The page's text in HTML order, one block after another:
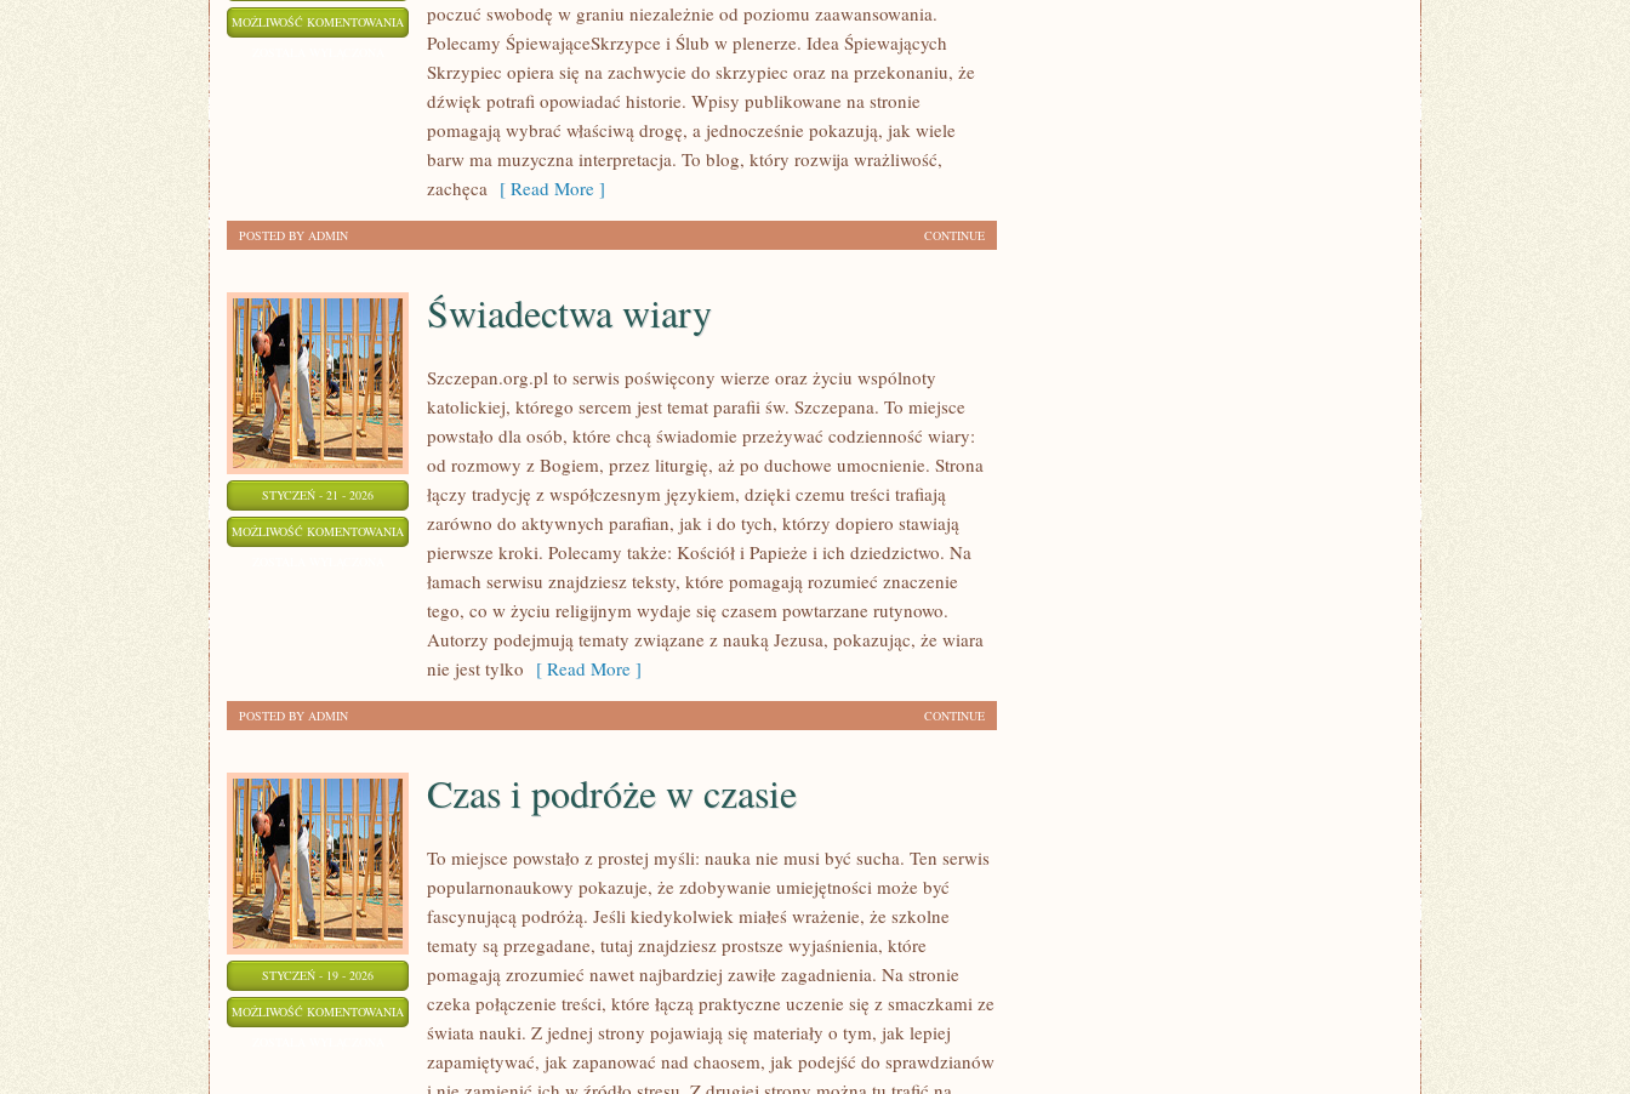
MOŻLIWOŚĆ KOMENTOWANIA ŚLUBNY
BUDŻET
poczuć swobodę w graniu niezależnie od poziomu zaawansowania.
Polecamy ŚpiewająceSkrzypce i Ślub w plenerze. Idea Śpiewających
Skrzypiec opiera się na zachwycie do skrzypiec oraz na przekonaniu, że
dźwięk potrafi opowiadać historie. Wpisy publikowane na stronie
pomagają wybrać właściwą drogę, a jednocześnie pokazują, jak wiele
barw ma muzyczna interpretacja. To blog, który rozwija wrażliwość,
zachęca [ Read More ]
CONTINUE
POSTED BY ADMIN
STYCZEŃ - 21 - 2026
MOŻLIWOŚĆ KOMENTOWANIA ŚWIADECTWA
WIARY
Świadectwa wiary
Szczepan.org.pl to serwis poświęcony wierze oraz życiu wspólnoty
katolickiej, którego sercem jest temat parafii św. Szczepana. To miejsce
powstało dla osób, które chcą świadomie przeżywać codzienność wiary:
od rozmowy z Bogiem, przez liturgię, aż po duchowe umocnienie. Strona
łączy tradycję z współczesnym językiem, dzięki czemu treści trafiają
zarówno do aktywnych parafian, jak i do tych, którzy dopiero stawiają
pierwsze kroki. Polecamy także: Kościół i Papieże i ich dziedzictwo. Na
łamach serwisu znajdziesz teksty, które pomagają rozumieć znaczenie
tego, co w życiu religijnym wydaje się czasem powtarzane rutynowo.
Autorzy podejmują tematy związane z nauką Jezusa, pokazując, że wiara
nie jest tylko [ Read More ]
CONTINUE
POSTED BY ADMIN
STYCZEŃ - 19 - 2026
MOŻLIWOŚĆ KOMENTOWANIA CZAS
PODRÓŻE
Czas i podróże w czasie
To miejsce powstało z prostej myśli: nauka nie musi być sucha. Ten serwis
popularnonaukowy pokazuje, że zdobywanie umiejętności może być
fascynującą podróżą. Jeśli kiedykolwiek miałeś wrażenie, że szkolne
tematy są przegadane, tutaj znajdziesz prostsze wyjaśnienia, które
pomagają zrozumieć nawet najbardziej zawiłe zagadnienia. Na stronie
czeka połączenie treści, które łączą praktyczne uczenie się z smaczkami ze
świata nauki. Z jednej strony pojawiają się materiały o tym, jak lepiej
zapamiętywać, jak zapanować nad chaosem, jak podejść do sprawdzianów